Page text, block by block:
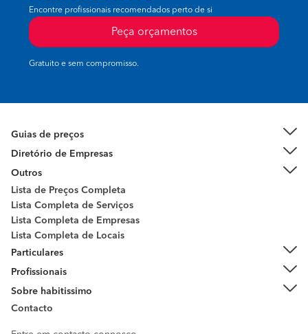
Encontre profissionais recomendados perto de si
Peça orçamentos
Gratuito e sem compromisso.
Guias de preços
Diretório de Empresas
Outros
Lista de Preços Completa
Lista Completa de Serviços
Lista Completa de Empresas
Lista Completa de Locais
Particulares
Profissionais
Sobre habitissimo
Contacto